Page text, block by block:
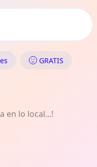
GRATIS
en lo local...!